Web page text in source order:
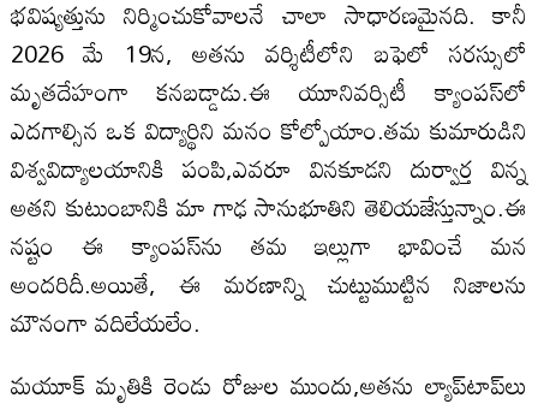
భవిష్యత్తును నిర్మించుకోవాలనే చాలా సాధారణమైనది. కానీ
2026 మే 19న, అతను వర్శిటీలోని బఫెలో సరస్సులో
మృతదేహంగా కనబడ్డాడు.ఈ యూనివర్సిటీ క్యాంపస్‌లో
ఎదగాల్సిన ఒక విద్యార్థిని మనం కోల్పోయాం.తమ కుమారుడిని
విశ్వవిద్యాలయానికి పంపి,ఎవరూ వినకూడని దుర్వార్త విన్న
అతని కుటుంబానికి మా గాఢ సానుభూతిని తెలియజేస్తున్నాం.ఈ
నష్టం ఈ క్యాంపస్‌ను తమ ఇల్లుగా భావించే మన
అందరిదీ.అయితే, ఈ మరణాన్ని చుట్టుముట్టిన నిజాలను
మౌనంగా వదిలేయలేం.
మయూక్ మృతికి రెండు రోజుల ముందు,అతను ల్యాప్‌టాప్‌లు